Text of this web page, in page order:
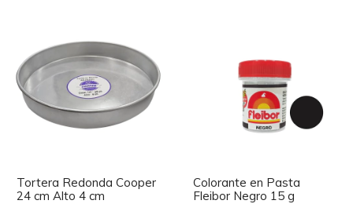
Tortera Redonda Cooper
24 cm Alto 4 cm
Colorante en Pasta
Fleibor Negro 15 g